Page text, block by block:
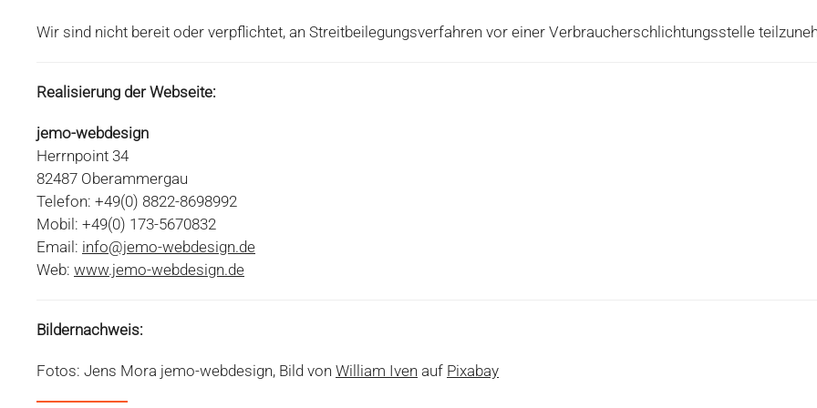
Wir sind nicht bereit oder verpflichtet, an Streitbeilegungsverfahren vor einer Verbraucherschlichtungsstelle
Realisierung der Webseite:
jemo-webdesign
Herrnpoint 34
82487 Oberammergau
Telefon: +49(0) 8822-8698992
Mobil: +49(0) 173-5670832
Email: info@jemo-webdesign.de
Web: www.jemo-webdesign.de
Bildernachweis:
Fotos: Jens Mora jemo-webdesign, Bild von William Iven auf Pixabay